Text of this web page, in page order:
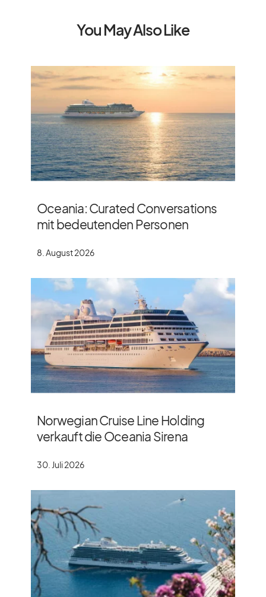
You May Also Like
Oceania: Curated Conversations
mit bedeutenden Personen
8. August 2026
Norwegian Cruise Line Holding
verkauft die Oceania Sirena
30. Juli 2026